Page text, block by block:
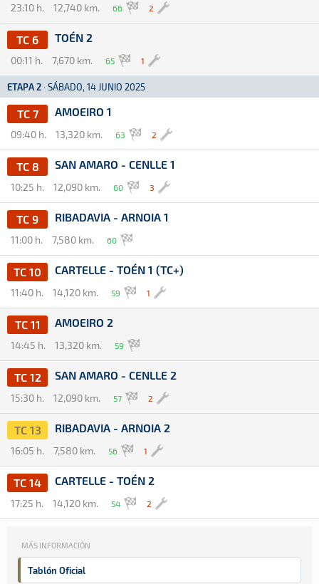
23:10 h. 12,740 km. 66 2
TC 6 TOÉN 2
00:11 h. 7,670 km. 65 1
ETAPA 2 · SÁBADO, 14 JUNIO 2025
TC 7 AMOEIRO 1
09:40 h. 13,320 km. 63 2
TC 8 SAN AMARO - CENLLE 1
10:25 h. 12,090 km. 60 3
TC 9 RIBADAVIA - ARNOIA 1
11:00 h. 7,580 km. 60
TC 10 CARTELLE - TOÉN 1 (TC+)
11:40 h. 14,120 km. 59 1
TC 11 AMOEIRO 2
14:45 h. 13,320 km. 59
TC 12 SAN AMARO - CENLLE 2
15:30 h. 12,090 km. 57 2
TC 13 RIBADAVIA - ARNOIA 2
16:05 h. 7,580 km. 56 1
TC 14 CARTELLE - TOÉN 2
17:25 h. 14,120 km. 54 2
MÁS INFORMACIÓN
Tablón Oficial